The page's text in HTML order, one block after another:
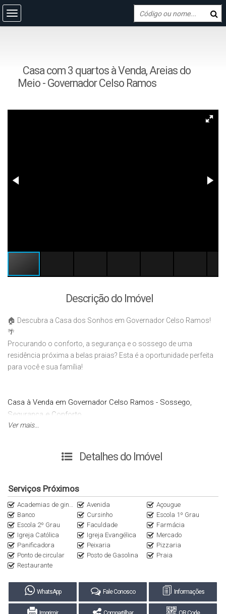
Casa com 3 quartos à Venda, Areias do
Meio - Governador Celso Ramos
Descrição do Imóvel
🏠 Descubra a Casa dos Sonhos em Governador Celso Ramos!
🌴
Procurando o conforto, a segurança e o sossego de uma
residência próxima a belas praias? Esta é a oportunidade perfeita
para você e sua família!
Casa à Venda em Governador Celso Ramos - Sossego,
Segurança e Conforto
Celso Ramos atende a todos os seus desejos de sossego,
segurança, conforto e praticidade.
Características:
🛏️ 3 quartos (sendo 1 suÍte)
🚽 2 banheiros
🚘 Garagem para 3 carros
🛋️ Ampla sala de estar
🍳 Cozinha
🍖 Churrasqueira para momentos de lazer com a família
Destaques:
Ver mais...
Detalhes do Imóvel
Serviços Próximos
Academias de ginástica Avenida
Açougue
Banco
Cursinho
Escola 1º Grau
Escola 2º Grau
Faculdade
Farmácia
Igreja Católica
Igreja Evangélica
Mercado
Panificadora
Peixaria
Pizzaria
Ponto de circular
Posto de Gasolina
Praia
Restaurante
WhatsApp Fale Conosco Informações